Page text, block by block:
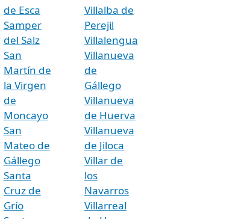
de Esca
Samper
del Salz
San
Martín de
la Virgen
de
Moncayo
San
Mateo de
Gállego
Santa
Cruz de
Grío
Villalba de
Perejil
Villalengua
Villanueva
de
Gállego
Villanueva
de Huerva
Villanueva
de Jiloca
Villar de
los
Navarros
Villarreal